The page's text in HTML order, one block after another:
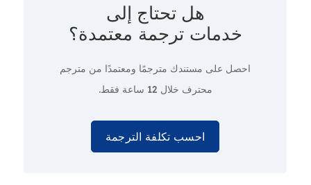
هل تحتاج إلى
خدمات ترجمة معتمدة؟
احصل على مستندك مترجمًا ومعتمدًا من مترجم
محترف خلال 12 ساعة فقط.
احسب تكلفة الترجمة